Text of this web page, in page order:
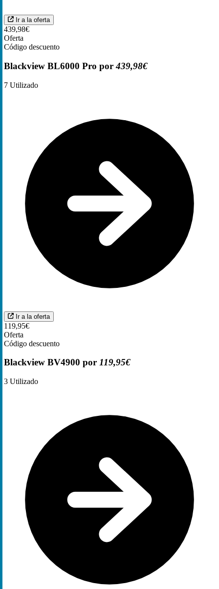
Ir a la oferta
439,98€
Oferta
Código descuento
Blackview BL6000 Pro por439,98€
7 Utilizado
Ir a la oferta
119,95€
Oferta
Código descuento
Blackview BV4900 por 119,95€
3 Utilizado